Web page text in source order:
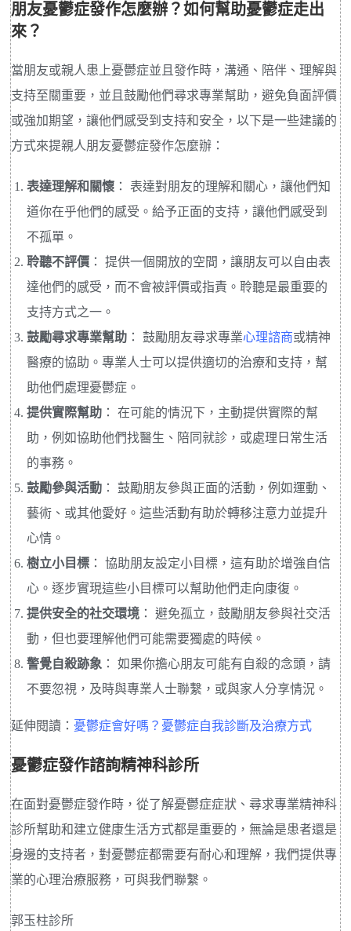
朋友憂鬱症發作怎麼辦？如何幫助憂鬱症走出
來？
當朋友或親人患上憂鬱症並且發作時，溝通、陪伴、理解與
支持至關重要，並且鼓勵他們尋求專業幫助，避免負面評價
或強加期望，讓他們感受到支持和安全，以下是一些建議的
方式來提親人朋友憂鬱症發作怎麼辦：
表達理解和關懷 ： 表達對朋友的理解和關心，讓他們知
道你在乎他們的感受。給予正面的支持，讓他們感受到
不孤單。
聆聽不評價 ： 提供一個開放的空間，讓朋友可以自由表
達他們的感受，而不會被評價或指責。聆聽是最重要的
支持方式之一。
鼓勵尋求專業幫助 ： 鼓勵朋友尋求專業心理諮商或精神
醫療的協助。專業人士可以提供適切的治療和支持，幫
助他們處理憂鬱症。
提供實際幫助 ： 在可能的情況下，主動提供實際的幫
助，例如協助他們找醫生、陪同就診，或處理日常生活
的事務。
鼓勵參與活動 ： 鼓勵朋友參與正面的活動，例如運動、
藝術、或其他愛好。這些活動有助於轉移注意力並提升
心情。
樹立小目標 ： 協助朋友設定小目標，這有助於增強自信
心。逐步實現這些小目標可以幫助他們走向康復。
提供安全的社交環境 ： 避免孤立，鼓勵朋友參與社交活
動，但也要理解他們可能需要獨處的時候。
警覺自殺跡象 ： 如果你擔心朋友可能有自殺的念頭，請
不要忽視，及時與專業人士聯繫，或與家人分享情況。
延伸閱讀： 憂鬱症會好嗎？憂鬱症自我診斷及治療方式
憂鬱症發作諮詢精神科診所
在面對憂鬱症發作時，從了解憂鬱症症狀、尋求專業精神科
診所幫助和建立健康生活方式都是重要的，無論是患者還是
身邊的支持者，對憂鬱症都需要有耐心和理解，我們提供專
業的心理治療服務，可與我們聯繫。
郭玉柱診所